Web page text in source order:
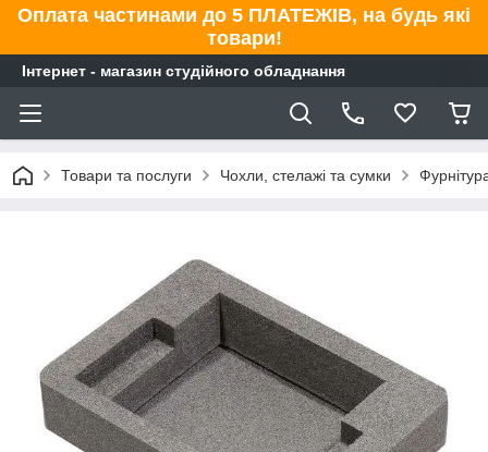
Оплата частинами до 5 ПЛАТЕЖІВ, на будь які
товари!
Інтернет - магазин студійного обладнання
Товари та послуги Чохли, стелажі та сумки